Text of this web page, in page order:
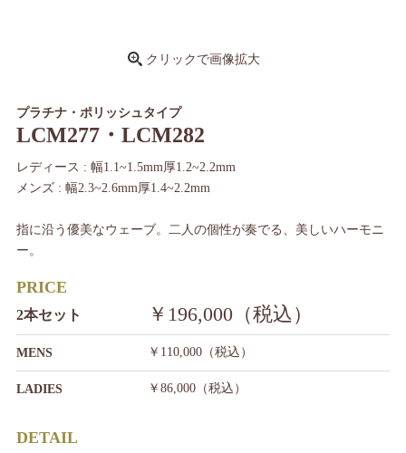
クリックで画像拡大
プラチナ・ポリッシュタイプ
LCM277・LCM282
レディース : 幅1.1~1.5mm厚1.2~2.2mm
メンズ : 幅2.3~2.6mm厚1.4~2.2mm
指に沿う優美なウェーブ。二人の個性が奏でる、美しいハーモニ
ー。
PRICE
2本セット ￥196,000（税込）
MENS ￥110,000（税込）
LADIES ￥86,000（税込）
DETAIL